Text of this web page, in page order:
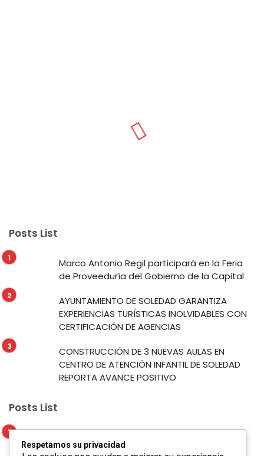
Posts List
Marco Antonio Regil participará en la Feria
de Proveeduría del Gobierno de la Capital
AYUNTAMIENTO DE SOLEDAD GARANTIZA
EXPERIENCIAS TURÍSTICAS INOLVIDABLES CON
CERTIFICACIÓN DE AGENCIAS
CONSTRUCCIÓN DE 3 NUEVAS AULAS EN
CENTRO DE ATENCIÓN INFANTIL DE SOLEDAD
REPORTA AVANCE POSITIVO
Posts List
de Proveeduría del Gobierno de la Capital
Respetamos su privacidad